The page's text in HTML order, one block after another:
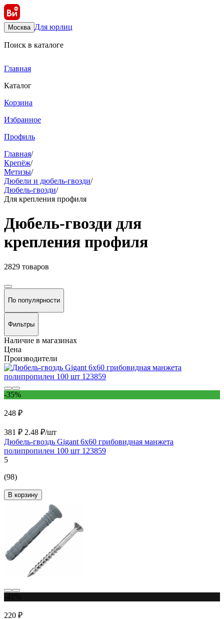
Москва Для юрлиц
Поиск в каталоге
Главная
Каталог
Корзина
Избранное
Профиль
Главная/
Крепёж/
Метизы/
Дюбели и дюбель-гвозди/
Дюбель-гвозди/
Для крепления профиля
Дюбель-гвозди для
крепления профиля
2829 товаров
По популярности
Фильтры
Наличие в магазинах
Цена
Производители
-35%
248 ₽
381 ₽ 2.48 ₽/шт
Дюбель-гвоздь Gigant 6x60 грибовидная манжета
полипропилен 100 шт 123859
5
(98)
В корзину
220 ₽